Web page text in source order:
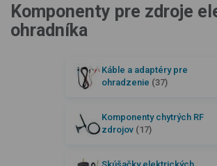
Komponenty pre zdroje
ohradníka
Káble a adaptéry pre
ohradzenie (37)
Komponenty chytrých RF
zdrojov (17)